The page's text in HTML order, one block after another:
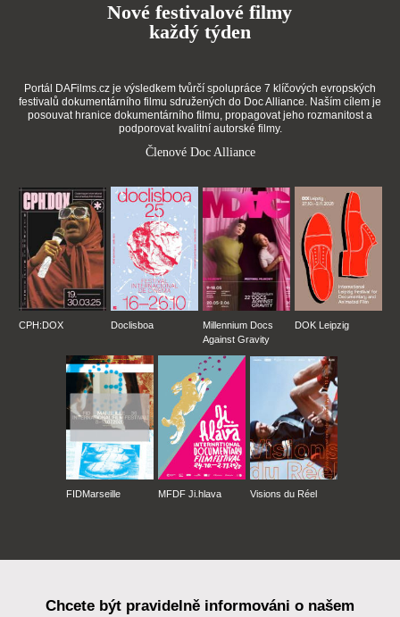
Nové festivalové filmy
každý týden
Portál DAFilms.cz je výsledkem tvůrčí spolupráce 7 klíčových evropských
festivalů dokumentárního filmu sdružených do Doc Alliance. Naším cílem je
posouvat hranice dokumentárního filmu, propagovat jeho rozmanitost a
podporovat kvalitní autorské filmy.
Členové Doc Alliance
CPH:DOX Doclisboa
Millennium Docs
Against Gravity
DOK Leipzig
FIDMarseille MFDF Ji.hlava Visions du Réel
Chcete být pravidelně informováni o našem